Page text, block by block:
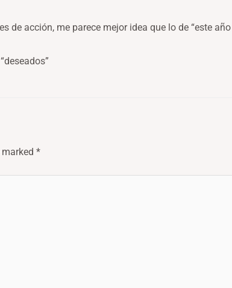
de acción, me parece mejor idea que lo de “este
*